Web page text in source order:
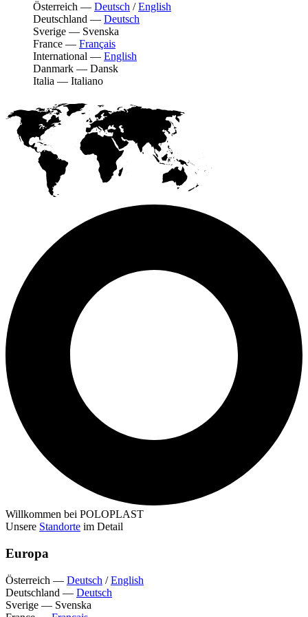
Österreich — Deutsch /English
Deutschland — Deutsch
Sverige — Svenska
France — Français
International — English
Danmark — Dansk
Italia — Italiano
Willkommen bei POLOPLAST
Unsere Standorte im Detail
Europa
Österreich — Deutsch /English
Deutschland — Deutsch
Sverige — Svenska